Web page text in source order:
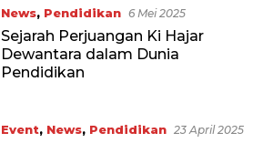
News, Pendidikan 6 Mei 2025
Sejarah Perjuangan Ki Hajar
Dewantara dalam Dunia
Pendidikan
Event, News, Pendidikan 23 April 2025